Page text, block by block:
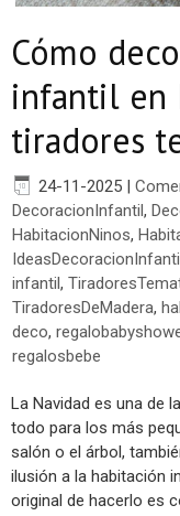
Cómo
infantil en
tiradores
24-11-2025 |
DecoracionInfantil,
HabitacionNinos,
infantil,
TiradoresDeMadera,
deco,
regalosbebe
La Navidad es una de
todo para los más
salón o el árbol,
ilusión a la habitación
original de hacerlo es